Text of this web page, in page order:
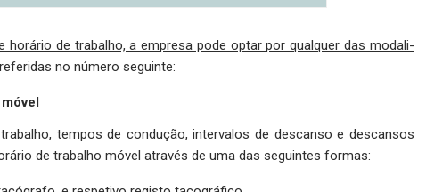
horário de trabalho, a empresa pode optar por qualquer das modali­
no número seguinte:
tempos de condução, intervalos de descanso e descansos
de trabalho móvel através de uma das seguintes formas: